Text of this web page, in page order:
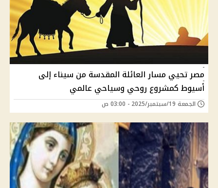
مصر تحيي مسار العائلة المقدسة من سيناء إلى
أسيوط كمشروع روحي وسياحي عالمي
الجمعة 19/سبتمبر/2025 - 03:00 ص